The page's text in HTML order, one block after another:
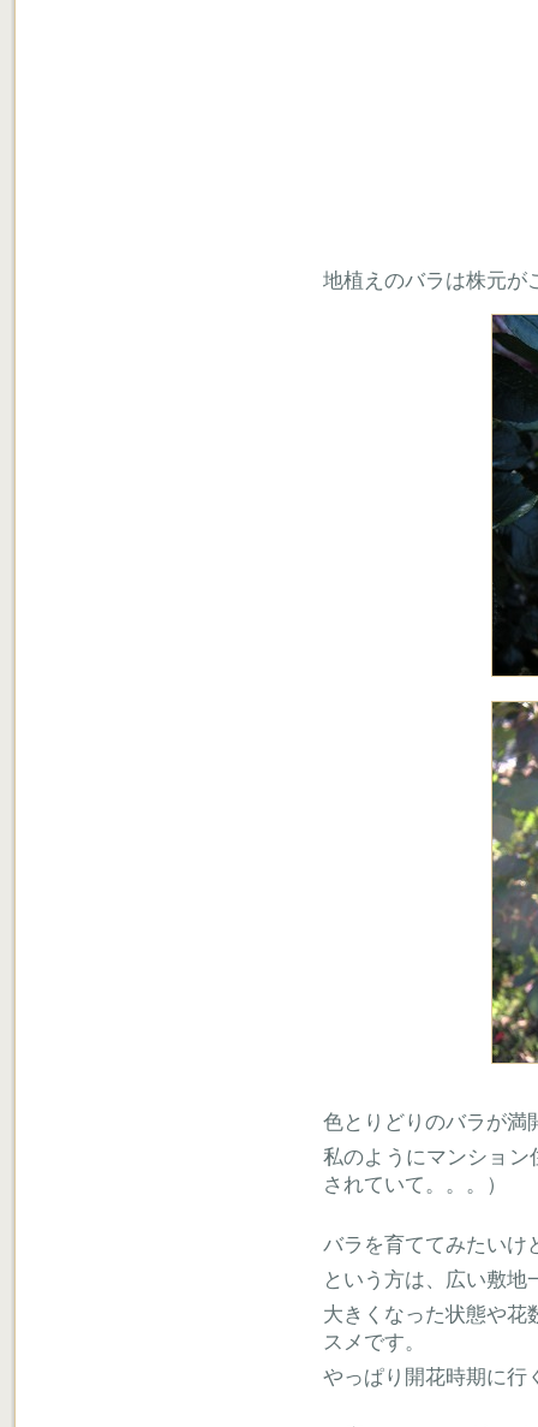
地植えのバラは株元が
色とりどりのバラが満
私のようにマンショ
されていて。。。）
バラを育ててみたいけ
という方は、広い敷
大きくなった状態や花
スメです。
やっぱり開花時期に行